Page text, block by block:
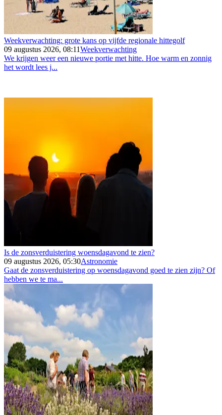
Weekverwachting: grote kans op vijfde regionale hittegolf
09 augustus 2026, 08:11Weekverwachting
We krijgen weer een nieuwe portie met hitte. Hoe warm en zonnig
het wordt lees j...
Is de zonsverduistering woensdagavond te zien?
09 augustus 2026, 05:30Astronomie
Gaat de zonsverduistering op woensdagavond goed te zien zijn? Of
hebben we te ma...